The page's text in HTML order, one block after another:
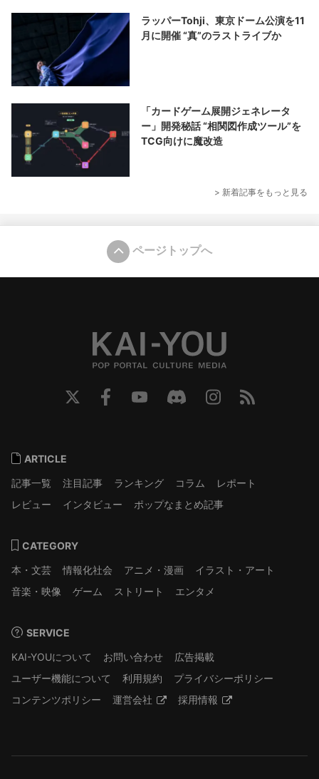
ラッパーTohji、東京ドーム公演を11
月に開催 “真”のラストライブか
「カードゲーム展開ジェネレータ
ー」開発秘話 “相関図作成ツール”を
TCG向けに魔改造
> 新着記事をもっと見る
ページトップへ
ARTICLE
記事一覧
注目記事 ランキング コラム
レポート
レビュー
インタビュー ポップなまとめ記事
CATEGORY
本・文芸
情報化社会 アニメ・漫画
イラスト・アート
音楽・映像
ゲーム ストリート エンタメ
SERVICE
KAI-YOUについて
お問い合わせ
広告掲載
ユーザー機能について
利用規約
プライバシーポリシー
コンテンツポリシー
運営会社 採用情報